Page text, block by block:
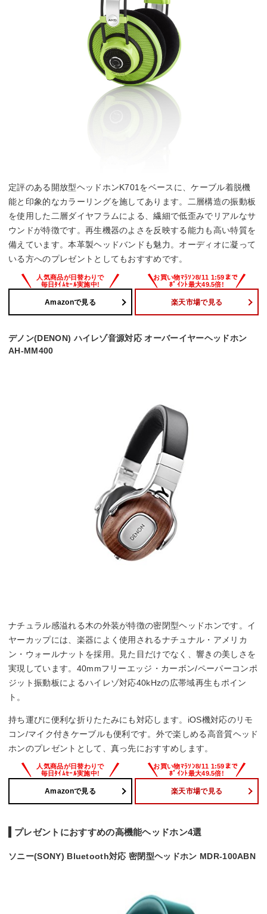
定評のある開放型ヘッドホンK701をベースに、ケーブル着脱機
能と印象的なカラーリングを施してあります。二層構造の振動板
を使用した二層ダイヤフラムによる、繊細で低歪みでリアルなサ
ウンドが特徴です。再生機器のよさを反映する能力も高い特質を
備えています。本革製ヘッドバンドも魅力。オーディオに凝って
いる方へのプレゼントとしてもおすすめです。
Amazonで見る 楽天市場で見る
デノン(DENON) ハイレゾ音源対応 オーバーイヤーヘッドホン
AH-MM400
ナチュラル感溢れる木の外装が特徴の密閉型ヘッドホンです。イ
ヤーカップには、楽器によく使用されるナチュナル・アメリカ
ン・ウォールナットを採用。見た目だけでなく、響きの美しさを
実現しています。40mmフリーエッジ・カーボン/ペーパーコンポ
ジット振動板によるハイレゾ対応40kHzの広帯域再生もポイン
ト。
持ち運びに便利な折りたたみにも対応します。iOS機対応のリモ
コン/マイク付きケーブルも便利です。外で楽しめる高音質ヘッド
ホンのプレゼントとして、真っ先におすすめします。
Amazonで見る 楽天市場で見る
プレゼントにおすすめの高機能ヘッドホン4選
ソニー(SONY) Bluetooth対応 密閉型ヘッドホン MDR-100ABN